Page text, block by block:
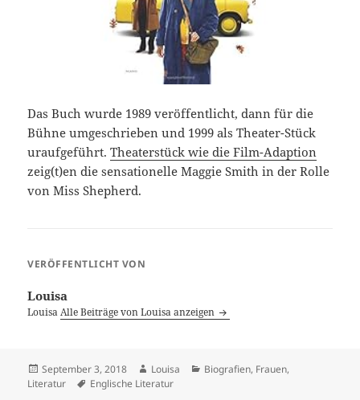
Das Buch wurde 1989 veröffentlicht, dann für die
Bühne umgeschrieben und 1999 als Theater-Stück
uraufgeführt.Theaterstück wie die Film-Adaption
zeig(t)en die sensationelle Maggie Smith in der Rolle
von Miss Shepherd.
VERÖFFENTLICHT VON
Louisa
LouisaAlle Beiträge von Louisa anzeigen
Veröffentlicht
am
September 3, 2018 Autor
Louisa Kategorien
Biografien, Frauen,
Literatur
Schlagwörter
Englische Literatur